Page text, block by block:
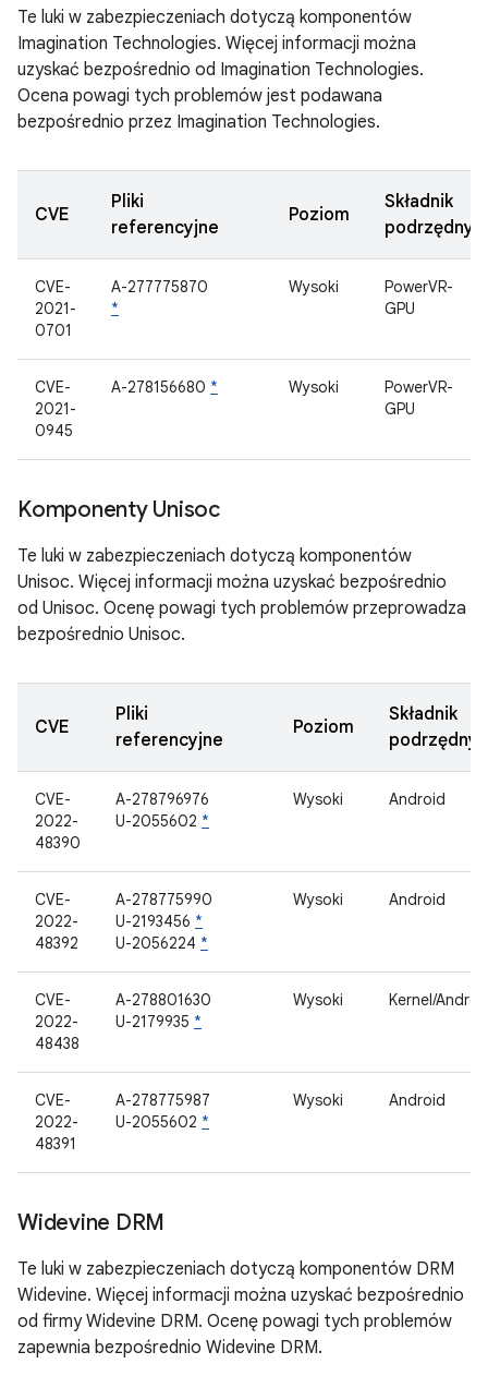
Te luki w zabezpieczeniach dotyczą komponentów
Imagination Technologies. Więcej informacji można
uzyskać bezpośrednio od Imagination Technologies.
Ocena powagi tych problemów jest podawana
bezpośrednio przez Imagination Technologies.
CVE
Pliki
referencyjne
Poziom
Składnik
podrzędny
CVE-
2021-
0701
A-277775870
*
Wysoki
PowerVR-
GPU
CVE-
2021-
0945
A-278156680 * Wysoki
PowerVR-
GPU
Komponenty Unisoc
Te luki w zabezpieczeniach dotyczą komponentów
Unisoc. Więcej informacji można uzyskać bezpośrednio
od Unisoc. Ocenę powagi tych problemów przeprowadza
bezpośrednio Unisoc.
CVE
Pliki
referencyjne
Poziom
Składnik
podrzędny
CVE-
2022-
48390
A-278796976
U-2055602 *
Wysoki Android
CVE-
2022-
48392
A-278775990
U-2193456 *
U-2056224 *
Wysoki Android
CVE-
2022-
48438
A-278801630
U-2179935 *
Wysoki Kernel/
CVE-
2022-
48391
A-278775987
U-2055602 *
Wysoki Android
Widevine DRM
Te luki w zabezpieczeniach dotyczą komponentów DRM
Widevine. Więcej informacji można uzyskać bezpośrednio
od firmy Widevine DRM. Ocenę powagi tych problemów
zapewnia bezpośrednio Widevine DRM.